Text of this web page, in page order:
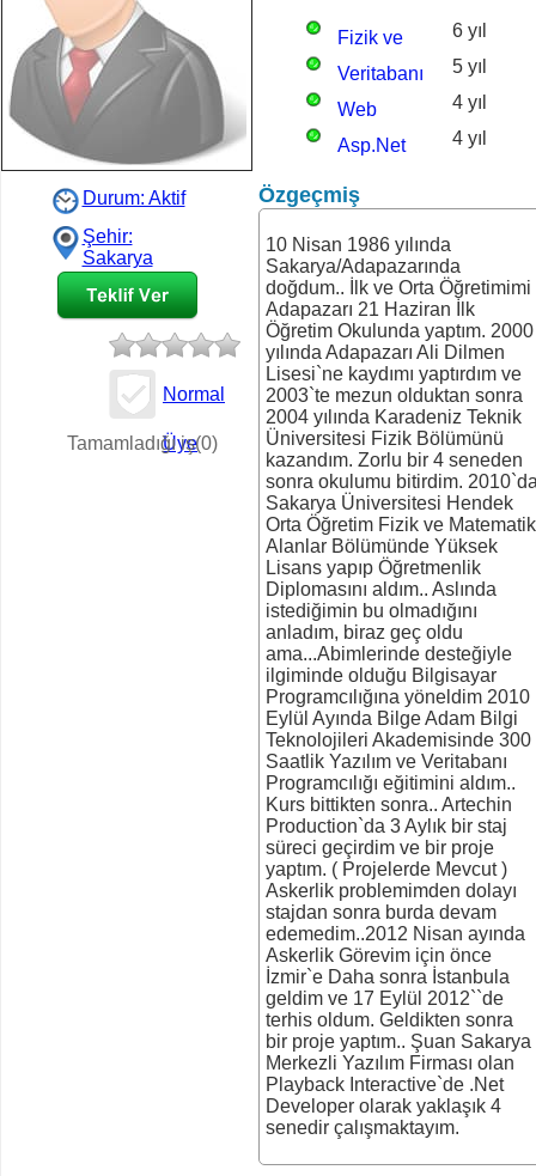
Durum: Aktif
Şehir:
Sakarya
Normal
Üye
Tamamladığı iş(0)
Fizik ve
Matematik
6 yıl
Veritabanı
Programcılığı
5 yıl
Web
Programcısı
4 yıl
Asp.Net 4 yıl
Özgeçmiş
10 Nisan 1986 yılında
Sakarya/Adapazarında
doğdum.. İlk ve Orta Öğretimimi
Adapazarı 21 Haziran İlk
Öğretim Okulunda yaptım. 2000
yılında Adapazarı Ali Dilmen
Lisesi`ne kaydımı yaptırdım ve
2003`te mezun olduktan sonra
2004 yılında Karadeniz Teknik
Üniversitesi Fizik Bölümünü
kazandım. Zorlu bir 4 seneden
sonra okulumu bitirdim.
Sakarya Üniversitesi Hendek
Orta Öğretim Fizik ve Matematik
Alanlar Bölümünde Yüksek
Lisans yapıp Öğretmenlik
Diplomasını aldım.. Aslında
istediğimin bu olmadığını
anladım, biraz geç oldu
ama...Abimlerinde desteğiyle
ilgiminde olduğu Bilgisayar
Programcılığına yöneldim 2010
Eylül Ayında Bilge Adam Bilgi
Teknolojileri Akademisinde 300
Saatlik Yazılım ve Veritabanı
Programcılığı eğitimini aldım..
Kurs bittikten sonra.. Artechin
Production`da 3 Aylık bir staj
süreci geçirdim ve bir proje
yaptım. ( Projelerde Mevcut )
Askerlik problemimden dolayı
stajdan sonra burda devam
edemedim..2012 Nisan ayında
Askerlik Görevim için önce
İzmir`e Daha sonra İstanbula
geldim ve 17 Eylül 2012``de
terhis oldum. Geldikten sonra
bir proje yaptım.. Şuan Sakarya
Merkezli Yazılım Firması olan
Playback Interactive`de .Net
Developer olarak yaklaşık 4
senedir çalışmaktayım.